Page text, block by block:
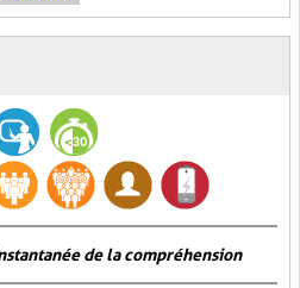
de la compréhension